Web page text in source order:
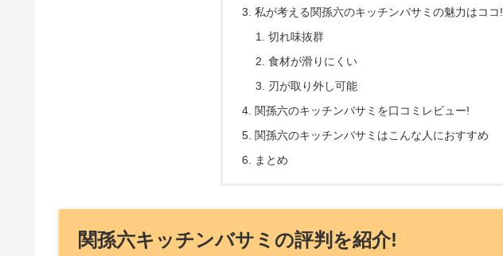
私が考える関孫六のキッチンバサミの魅力はココ!
切れ味抜群
食材が滑りにくい
刃が取り外し可能
関孫六のキッチンバサミを口コミレビュー!
関孫六のキッチンバサミはこんな人におすすめ
まとめ
関孫六キッチンバサミの評判を紹介!